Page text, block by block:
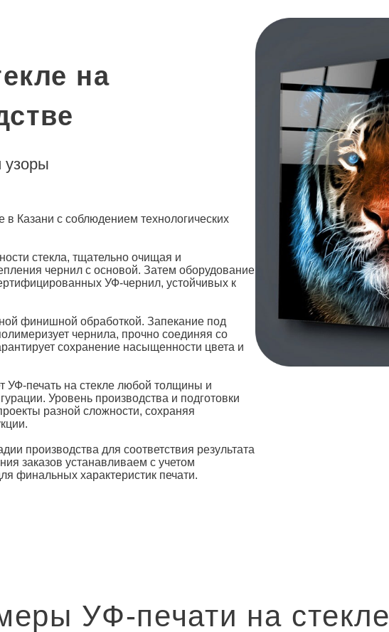
на
узоры
в Казани ссоблюдением технологических
стекла, тщательно очищая и
чернил с основой. Затем оборудование
УФ-чернил, устойчивых к
финишной обработкой. Запекание под
чернила, прочно соединяя со
сохранение насыщенности цвета и
УФ-печать на стеклелюбой толщины и
Уровень производства и подготовки
разной сложности, сохраняя
производства для соответствия результата
заказов устанавливаем с учетом
финальных характеристик печати.
УФ-печати на стекле